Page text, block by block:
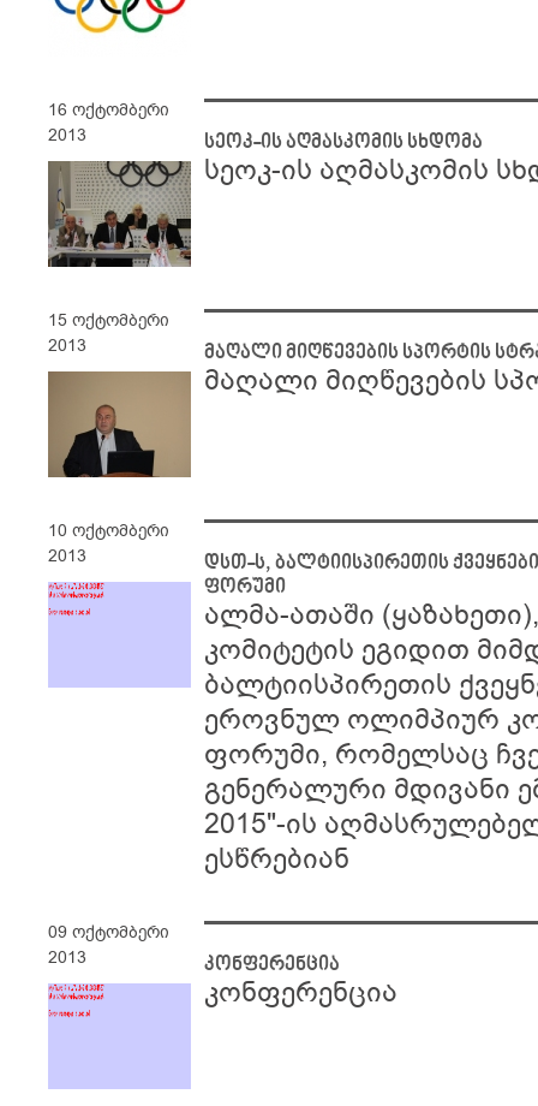
16 ოქტომბერი
2013
სეოკ-ის აღმასკომის სხდომა
სეოკ-ის აღმასკომის
15 ოქტომბერი
2013
მაღალი მიღწევების სპორტის
მაღალი მიღწევების
10 ოქტომბერი
2013
დსთ-ს, ბალტიისპირეთის
ფორუმი
ალმა-ათაში
კომიტეტის ეგიდით
ბალტიისპირეთის
ეროვნულ ოლიმპიურ
ფორუმი, რომელსაც
გენერალური მდივანი
2015"-ის
ესწრებიან
09 ოქტომბერი
2013
კონფერენცია
კონფერენცია